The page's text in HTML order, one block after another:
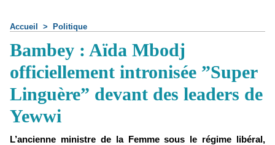
Accueil > Politique
Bambey : Aïda Mbodj
officiellement intronisée ”Super
Linguère” devant des leaders de
Yewwi
L’ancienne ministre de la Femme sous le régime libéral,